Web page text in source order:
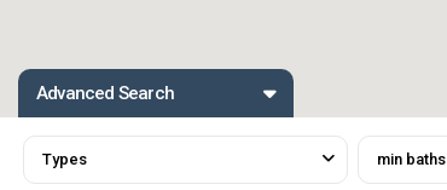
Advanced Search
Types min baths